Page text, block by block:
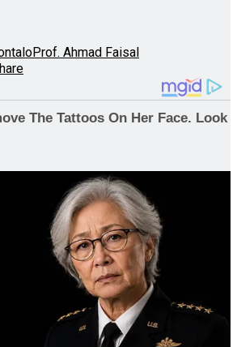
Prof. Ahmad Faisal